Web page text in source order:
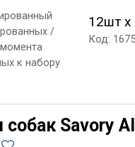
/
к набору
12шт х
Код:
Savory